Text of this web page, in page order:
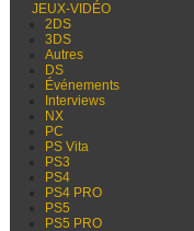
JEUX-VIDÉO
2DS
3DS
Autres
DS
Événements
Interviews
NX
PC
PS Vita
PS3
PS4
PS4 PRO
PS5
PS5 PRO